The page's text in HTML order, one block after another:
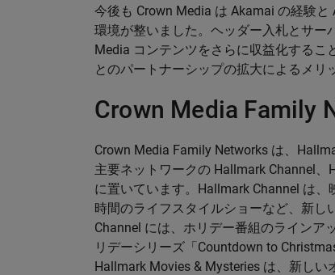
今後も Crown Media は Akamai の経験
環境が整いました。ヘッダー入札とサー
Media コンテンツをさらに収益化するこ
とのパートナーシップの拡大によるメリ
Crown Media Family
Crown Media Family Networks は、
主要ネットワークの Hallmark Channel
に置いています。Hallmark Channel は
時間のライフスタイルショーなど、新
Channel には、ホリデー番組のラインア
リデーシリーズ「Countdown to
Hallmark Movies & Mysteries は、新し